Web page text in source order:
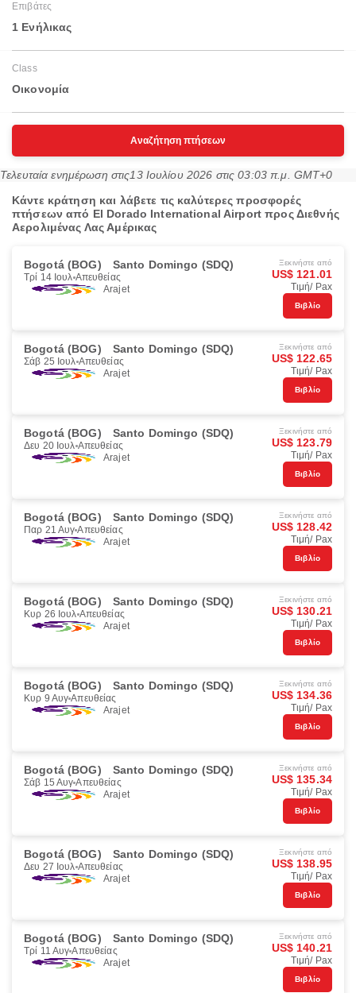
Επιβάτες
1 Ενήλικας
Class
Οικονομία
Αναζήτηση πτήσεων
Τελευταία ενημέρωση στις13 Ιουλίου 2026 στις 03:03 π.μ. GMT+0
Κάντε κράτηση και λάβετε τις καλύτερες προσφορές
πτήσεων από El Dorado International Airport προς Διεθνής
Αερολιμένας Λας Αμέρικας
Bogotá (BOG) Santo Domingo (SDQ)
Τρί 14 Ιουλ Απευθείας
Arajet
Ξεκινήστε από
US$ 121.01
Τιμή/ Pax
Βιβλίο
Bogotá (BOG) Santo Domingo (SDQ)
Σάβ 25 Ιουλ Απευθείας
Arajet
Ξεκινήστε από
US$ 122.65
Τιμή/ Pax
Βιβλίο
Bogotá (BOG) Santo Domingo (SDQ)
Δευ 20 Ιουλ Απευθείας
Arajet
Ξεκινήστε από
US$ 123.79
Τιμή/ Pax
Βιβλίο
Bogotá (BOG) Santo Domingo (SDQ)
Παρ 21 Αυγ Απευθείας
Arajet
Ξεκινήστε από
US$ 128.42
Τιμή/ Pax
Βιβλίο
Bogotá (BOG) Santo Domingo (SDQ)
Κυρ 26 Ιουλ Απευθείας
Arajet
Ξεκινήστε από
US$ 130.21
Τιμή/ Pax
Βιβλίο
Bogotá (BOG) Santo Domingo (SDQ)
Κυρ 9 Αυγ Απευθείας
Arajet
Ξεκινήστε από
US$ 134.36
Τιμή/ Pax
Βιβλίο
Bogotá (BOG) Santo Domingo (SDQ)
Σάβ 15 Αυγ Απευθείας
Arajet
Ξεκινήστε από
US$ 135.34
Τιμή/ Pax
Βιβλίο
Bogotá (BOG) Santo Domingo (SDQ)
Δευ 27 Ιουλ Απευθείας
Arajet
Ξεκινήστε από
US$ 138.95
Τιμή/ Pax
Βιβλίο
Bogotá (BOG) Santo Domingo (SDQ)
Τρί 11 Αυγ Απευθείας
Arajet
Ξεκινήστε από
US$ 140.21
Τιμή/ Pax
Βιβλίο